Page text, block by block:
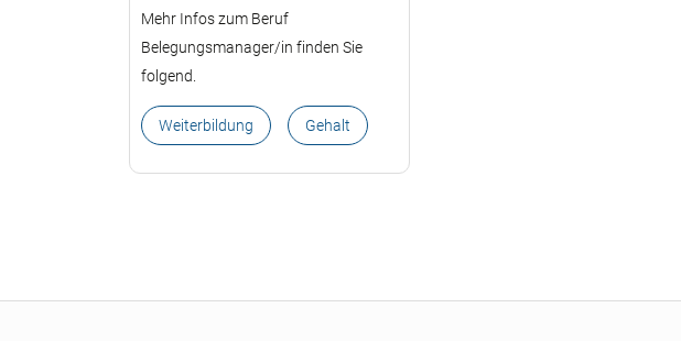
Mehr Infos zum Beruf
Belegungsmanager/in finden Sie
folgend.
Weiterbildung Gehalt